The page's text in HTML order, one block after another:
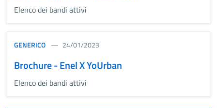
Elenco dei bandi attivi
GENERICO 24/01/2023
Brochure - Enel X YoUrban
Elenco dei bandi attivi